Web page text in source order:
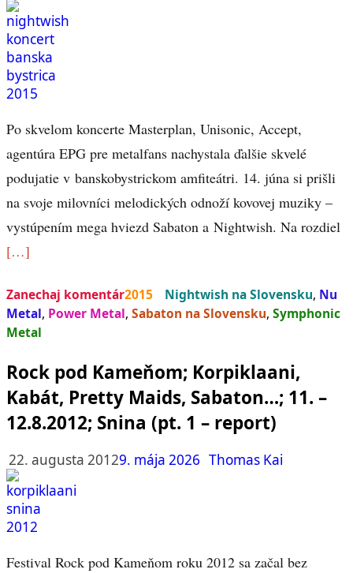
Po skvelom koncerte Masterplan, Unisonic, Accept,
agentúra EPG pre metalfans nachystala ďalšie skvelé
podujatie v banskobystrickom amfiteátri. 14. júna si prišli
na svoje milovníci melodických odnoží kovovej muziky –
vystúpením mega hviezd Sabaton a Nightwish. Na rozdiel
[…]
Zanechaj komentár2015 Nightwish na Slovensku, Nu
Metal, Power Metal, Sabaton na Slovensku, Symphonic
Metal
Rock pod Kameňom; Korpiklaani,
Kabát, Pretty Maids, Sabaton…; 11. –
12.8.2012; Snina (pt. 1 – report)
22. augusta 20129. mája 2026 Thomas Kai
Festival Rock pod Kameňom roku 2012 sa začal bez